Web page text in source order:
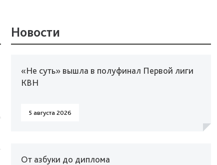
Новости
«Не суть» вышла в полуфинал Первой лиги
КВН
5 августа 2026
От азбуки до диплома